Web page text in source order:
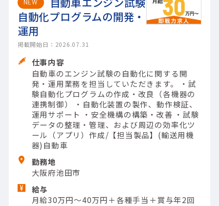
NEW
自動化プログラムの開発・
運用
掲載開始日：2026.07.31
仕事内容
自動車のエンジン試験の自動化に関する開
発・運用業務を担当していただきます。 ・試
験自動化プログラムの作成・改良（各機器の
連携制御） ・自動化装置の製作、動作検証、
運用サポート ・安全機構の構築・改善 ・試験
データの整理・管理、および周辺の効率化ツ
ール（アプリ）作成/【担当製品】(輸送用機
器)自動車
勤務地
大阪府池田市
給与
月給30万円～40万円＋各種手当＋賞与年2回